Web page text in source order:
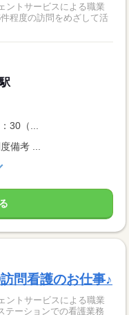
ントサービスによる職業
程度の訪問をめざして活
30（...
備考 ...
問看護のお仕事♪
ントサービスによる職業
テーションでの看護業務